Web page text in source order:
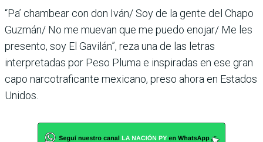
“Pa’ chambear con don Iván/ Soy de la gente del Chapo
Guzmán/ No me muevan que me puedo enojar/ Me les
presento, soy El Gavilán”, reza una de las letras
interpretadas por Peso Pluma e inspiradas en ese gran
capo narcotraficante mexicano, preso ahora en Estados
Unidos.